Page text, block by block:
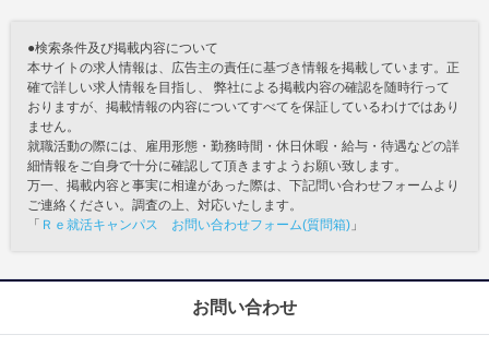
●検索条件及び掲載内容について
本サイトの求人情報は、広告主の責任に基づき情報を掲載しています。正
確で詳しい求人情報を目指し、 弊社による掲載内容の確認を随時行って
おりますが、掲載情報の内容についてすべてを保証しているわけではあり
ません。
就職活動の際には、雇用形態・勤務時間・休日休暇・給与・待遇などの詳
細情報をご自身で十分に確認して頂きますようお願い致します。
万一、掲載内容と事実に相違があった際は、下記問い合わせフォームより
ご連絡ください。調査の上、対応いたします。
「 Ｒｅ就活キャンパス お問い合わせフォーム(質問箱) 」
お問い合わせ